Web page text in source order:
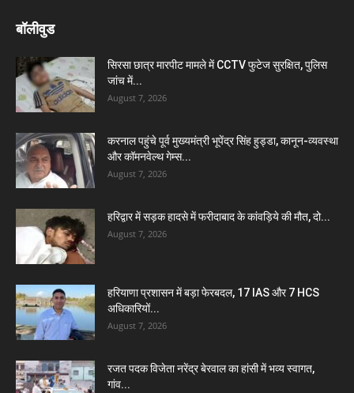
बॉलीवुड
सिरसा छात्र मारपीट मामले में CCTV फुटेज सुरक्षित, पुलिस
जांच में...
August 7, 2026
करनाल पहुंचे पूर्व मुख्यमंत्री भूपेंद्र सिंह हुड्डा, कानून-व्यवस्था
और कॉमनवेल्थ गेम्स...
August 7, 2026
हरिद्वार में सड़क हादसे में फरीदाबाद के कांवड़िये की मौत, दो...
August 7, 2026
हरियाणा प्रशासन में बड़ा फेरबदल, 17 IAS और 7 HCS
अधिकारियों...
August 7, 2026
रजत पदक विजेता नरेंद्र बेरवाल का हांसी में भव्य स्वागत,
गांव...